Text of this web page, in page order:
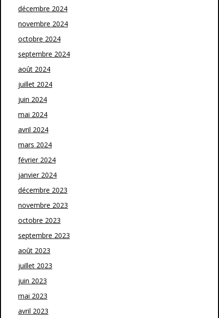
décembre 2024
novembre 2024
octobre 2024
septembre 2024
août 2024
juillet 2024
juin 2024
mai 2024
avril 2024
mars 2024
février 2024
janvier 2024
décembre 2023
novembre 2023
octobre 2023
septembre 2023
août 2023
juillet 2023
juin 2023
mai 2023
avril 2023